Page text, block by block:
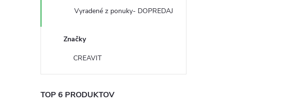
Vyradené z ponuky- DOPREDAJ
Značky
CREAVIT
TOP 6 PRODUKTOV